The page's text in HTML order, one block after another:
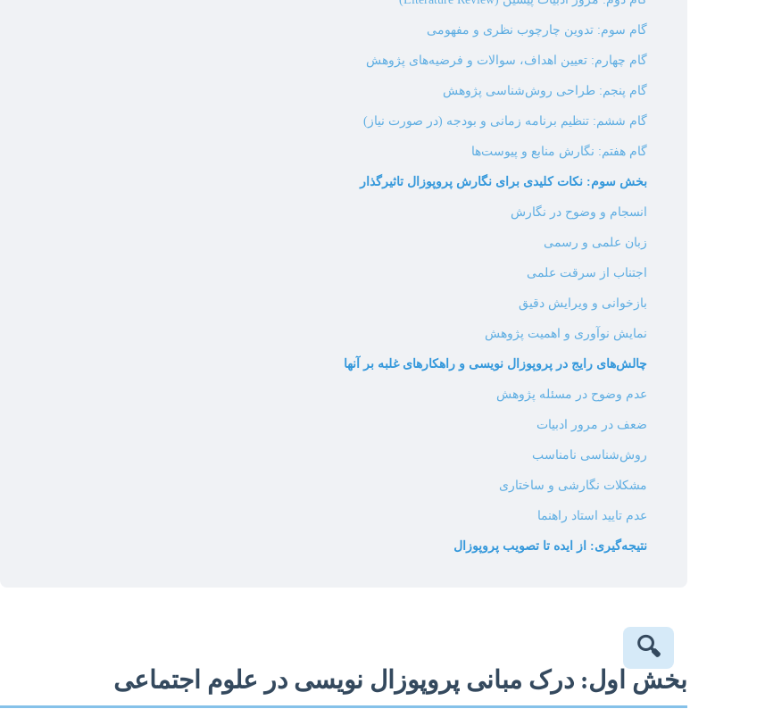
گام سوم: تدوین چارچوب نظری و مفهومی
گام چهارم: تعیین اهداف، سوالات و فرضیه‌های پژوهش
گام پنجم: طراحی روش‌شناسی پژوهش
گام ششم: تنظیم برنامه زمانی و بودجه (در صورت نیاز)
گام هفتم: نگارش منابع و پیوست‌ها
بخش سوم: نکات کلیدی برای نگارش پروپوزال تاثیرگذار
انسجام و وضوح در نگارش
زبان علمی و رسمی
اجتناب از سرقت علمی
بازخوانی و ویرایش دقیق
نمایش نوآوری و اهمیت پژوهش
چالش‌های رایج در پروپوزال نویسی و راهکارهای غلبه بر آنها
عدم وضوح در مسئله پژوهش
ضعف در مرور ادبیات
روش‌شناسی نامناسب
مشکلات نگارشی و ساختاری
عدم تایید استاد راهنما
نتیجه‌گیری: از ایده تا تصویب پروپوزال
🔍
بخش اول: درک مبانی پروپوزال نویسی در علوم اجتماعی